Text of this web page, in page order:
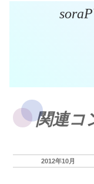
関連コ
2012年10月